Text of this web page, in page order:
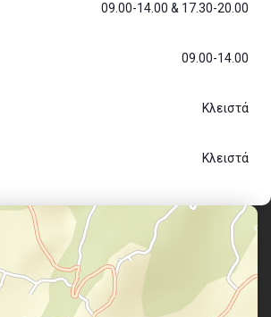
09.00-14.00 & 17.30-20.00
09.00-14.00
Κλειστά
Κλειστά